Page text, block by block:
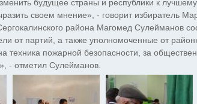
будущее страны и республики к
своем мнение», - говорит избиратель
района Магомед Сулейманов
от партий, а также уполномоченные от
техника пожарной безопасности, за
- отметил Сулейманов.